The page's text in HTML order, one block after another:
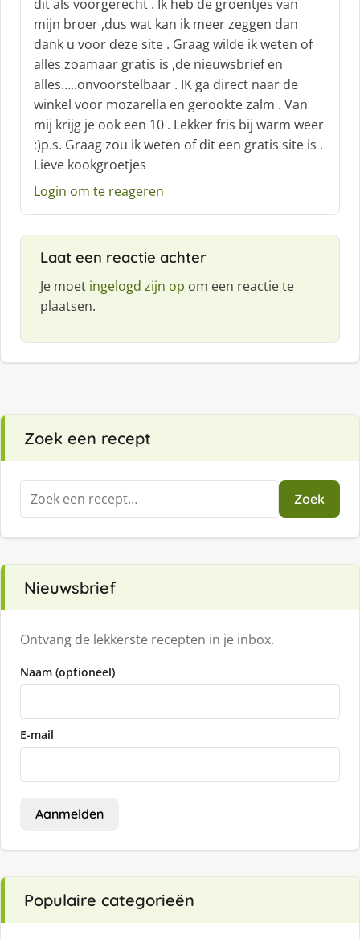
dit als voorgerecht . Ik heb de groentjes van
mijn broer ,dus wat kan ik meer zeggen dan
dank u voor deze site . Graag wilde ik weten of
alles zoamaar gratis is ,de nieuwsbrief en
alles…..onvoorstelbaar . IK ga direct naar de
winkel voor mozarella en gerookte zalm . Van
mij krijg je ook een 10 . Lekker fris bij warm weer
:)p.s. Graag zou ik weten of dit een gratis site is .
Lieve kookgroetjes
Login om te reageren
Laat een reactie achter
Je moet ingelogd zijn op om een reactie te
plaatsen.
Zoek een recept
Zoeken
naar:
Zoek
Nieuwsbrief
Ontvang de lekkerste recepten in je inbox.
Naam (optioneel)
E-mail
Aanmelden
Populaire categorieën